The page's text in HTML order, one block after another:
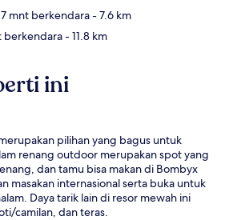
mnt berkendara- 7.6 km
berkendara- 11.8 km
ini
pilihan yang bagus untuk
renang outdoor merupakan spot yang
dan tamu bisa makan di Bombyx
masakan internasional serta buka untuk
Daya tarik lain di resor mewah ini
camilan, dan teras.